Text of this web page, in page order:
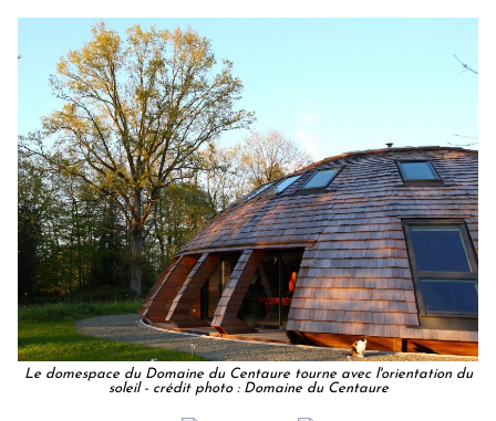
Le domespace du Domaine du Centaure tourne avec l'orientation du
soleil - crédit photo : Domaine du Centaure